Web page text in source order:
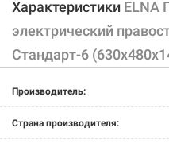
Характеристики ELNA
электрический
Стандарт-6
Производитель:
Страна производителя: